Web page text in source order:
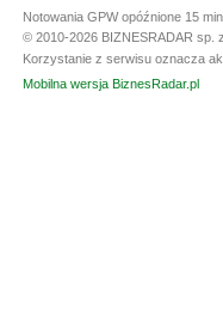
Notowania GPW opóźnione 15 min.
© 2010-2026 BIZNESRADAR sp.
Korzystanie z serwisu oznacza
Mobilna wersja BiznesRadar.pl